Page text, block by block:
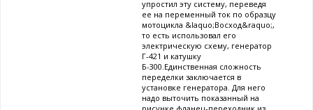
упростил эту систему, переведя
ее на переменный ток по образцу
мотоцикла &laquo;Восход&raquo;,
то есть использовал его
электрическую схему, генератор
Г-421 и катушку
Б-300.Единственная сложность
переделки заключается в
установке генератора. Для него
надо выточить показанный на